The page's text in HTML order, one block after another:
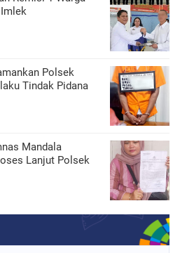
Polsek
Tindak Pidana
Mandala
Lanjut Polsek